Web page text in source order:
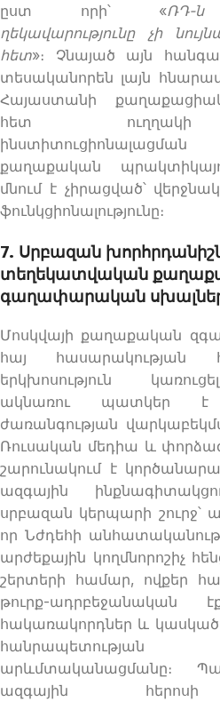
ըստ որի՝ «ՌԴ-ն
ղեկավարությունը չի
հետ»։ Չնայած այն
տեսականորեն լայն
Հայաստանի
հետ ուղղակի
քաղաքական
մնում է չիրացված՝
ֆունկցիոնալությունը։
7. Սրբազան
տեղեկատվական
գաղափարական
Մոսկվայի քաղաքական
հայ հասարակության
երկխոսություն
ակնառու պատկեր է
ժառանգության
Ռուսական մեդիա և
շարունակում է
ազգային
սրբազան կերպարի շուրջ՝
որ Նժդեհի
արժեքային կողմնորոշիչ
շերտերի համար, ովքեր
թուրք-ադրբեջանական
հակառակորդներ և
արևմտականացմանը։
ազգային հերոսի